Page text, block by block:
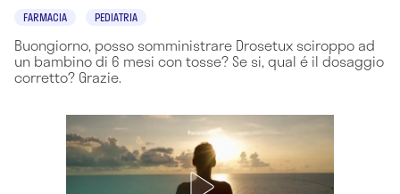
FARMACIA PEDIATRIA
Buongiorno, posso somministrare Drosetux sciroppo ad
un bambino di 6 mesi con tosse? Se si, qual é il dosaggio
corretto? Grazie.